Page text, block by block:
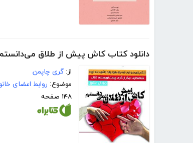
دانلود کتاب کاش پیش از طلاق
از: گری چاپمن
موضوع: روابط اعضای
۱۴۸ صفحه